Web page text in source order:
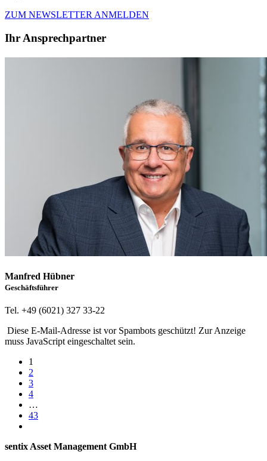
ZUM NEWSLETTER ANMELDEN
Ihr Ansprechpartner
Manfred Hübner
Geschäftsführer
Tel. +49 (6021) 327 33-22
Diese E-Mail-Adresse ist vor Spambots geschützt! Zur Anzeige
muss JavaScript eingeschaltet sein.
1
2
3
4
…
43
sentix Asset Management GmbH